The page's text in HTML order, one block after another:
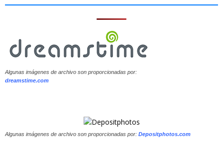
Algunas imágenes de archivo son proporcionadas por:
dreamstime.com
Algunas imágenes de archivo son proporcionadas por: Depositphotos.com